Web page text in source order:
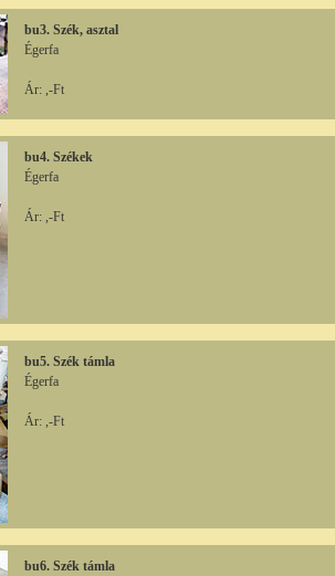
bu3. Szék, asztal
Égerfa
Ár: ,-Ft
bu4. Székek
Égerfa
Ár: ,-Ft
bu5. Szék támla
Égerfa
Ár: ,-Ft
bu6. Szék támla